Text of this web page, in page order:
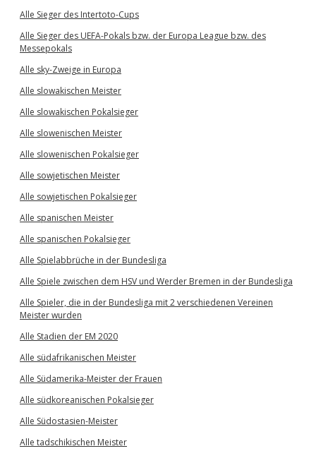
Alle Sieger des Intertoto-Cups
Alle Sieger des UEFA-Pokals bzw. der Europa League bzw. des
Messepokals
Alle sky-Zweige in Europa
Alle slowakischen Meister
Alle slowakischen Pokalsieger
Alle slowenischen Meister
Alle slowenischen Pokalsieger
Alle sowjetischen Meister
Alle sowjetischen Pokalsieger
Alle spanischen Meister
Alle spanischen Pokalsieger
Alle Spielabbrüche in der Bundesliga
Alle Spiele zwischen dem HSV und Werder Bremen in der Bundesliga
Alle Spieler, die in der Bundesliga mit 2 verschiedenen Vereinen
Meister wurden
Alle Stadien der EM 2020
Alle südafrikanischen Meister
Alle Südamerika-Meister der Frauen
Alle südkoreanischen Pokalsieger
Alle Südostasien-Meister
Alle tadschikischen Meister